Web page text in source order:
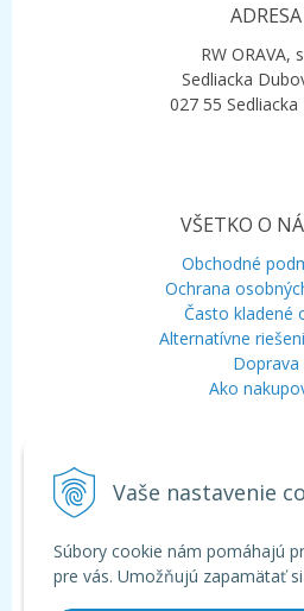
Vaše nastavenie
Súbory cookie nám pomáhajú
pre vás. Umožňujú zapamätať
ADRESA
RW ORAVA,
Sedliacka
027 55
VŠETKO O
Obchodné
Ochrana
Často kladené
Alternatívne
Doprava
Ako
Mobil:+421 948
Chat:
Chat: